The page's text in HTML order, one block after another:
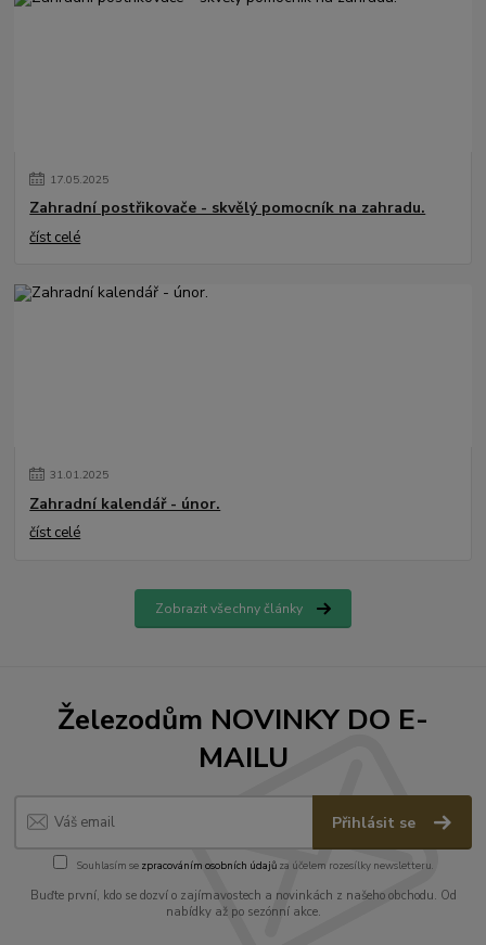
17.05.2025
Zahradní postřikovače - skvělý pomocník na zahradu.
číst celé
31.01.2025
Zahradní kalendář - únor.
číst celé
Zobrazit všechny články
Železodům NOVINKY DO E-
MAILU
Přihlásit se
Souhlasím se zpracováním osobních údajůza účelem rozesílky newsletteru.
Buďte první, kdo se dozví o zajímavostech a novinkách z našeho obchodu. Od
nabídky až po sezónní akce.